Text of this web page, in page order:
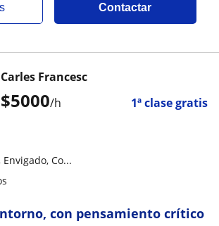
Contactar
$5000/h 1ª clase gratis
Carles Francesc
Co...
con pensamiento crítico